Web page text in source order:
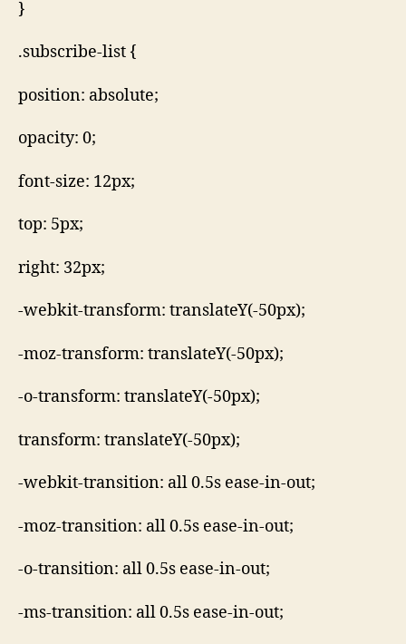
}
.subscribe-list {
position: absolute;
opacity: 0;
font-size: 12px;
top: 5px;
right: 32px;
-webkit-transform: translateY(-50px);
-moz-transform: translateY(-50px);
-o-transform: translateY(-50px);
transform: translateY(-50px);
-webkit-transition: all 0.5s ease-in-out;
-moz-transition: all 0.5s ease-in-out;
-o-transition: all 0.5s ease-in-out;
-ms-transition: all 0.5s ease-in-out;